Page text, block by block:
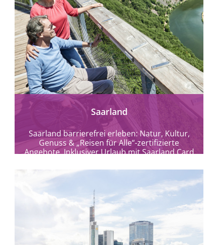
mehr erfahren
Saarland
Saarland barrierefrei erleben: Natur, Kultur,
Genuss & „Reisen für Alle“-zertifizierte
Angebote. Inklusiver Urlaub mit Saarland Card